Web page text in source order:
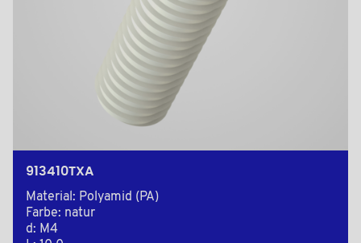
913410TXA
Material: Polyamid (PA)
Farbe: natur
d: M4